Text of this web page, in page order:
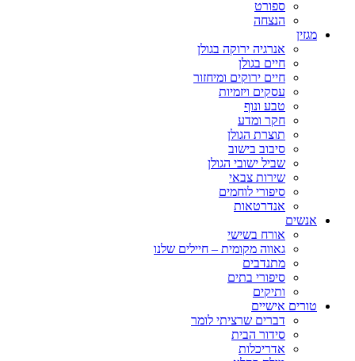
ספורט
הנצחה
מגזין
אנרגיה ירוקה בגולן
חיים בגולן
חיים ירוקים ומיחזור
עסקים ויזמיות
טבע ונוף
חקר ומדע
תוצרת הגולן
סיבוב בישוב
שביל ישובי הגולן
שירות צבאי
סיפורי לוחמים
אנדרטאות
אנשים
אורח בשישי
גאווה מקומית – חיילים שלנו
מתנדבים
סיפורי בתים
ותיקים
טורים אישיים
דברים שרציתי לומר
סידור הבית
אדריכלות